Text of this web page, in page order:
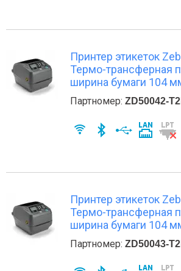
Принтер этикеток
Термо-трансферная
ширина бумаги 104
Партномер: ZD50042-
Принтер этикеток
Термо-трансферная
ширина бумаги 104
Партномер: ZD50043-